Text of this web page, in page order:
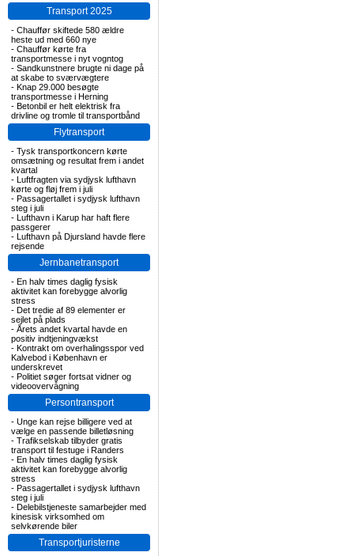
Transport 2025
- Chauffør skiftede 580 ældre
heste ud med 660 nye
- Chauffør kørte fra
transportmesse i nyt vogntog
- Sandkunstnere brugte ni dage på
at skabe to sværvægtere
- Knap 29.000 besøgte
transportmesse i Herning
- Betonbil er helt elektrisk fra
drivline og tromle til transportbånd
Flytransport
- Tysk transportkoncern kørte
omsætning og resultat frem i andet
kvartal
- Luftfragten via sydjysk lufthavn
kørte og fløj frem i juli
- Passagertallet i sydjysk lufthavn
steg i juli
- Lufthavn i Karup har haft flere
passgerer
- Lufthavn på Djursland havde flere
rejsende
Jernbanetransport
- En halv times daglig fysisk
aktivitet kan forebygge alvorlig
stress
- Det tredie af 89 elementer er
sejlet på plads
- Årets andet kvartal havde en
positiv indtjeningvækst
- Kontrakt om overhalingsspor ved
Kalvebod i København er
underskrevet
- Politiet søger fortsat vidner og
videoovervågning
Persontransport
- Unge kan rejse billigere ved at
vælge en passende billetløsning
- Trafikselskab tilbyder gratis
transport til festuge i Randers
- En halv times daglig fysisk
aktivitet kan forebygge alvorlig
stress
- Passagertallet i sydjysk lufthavn
steg i juli
- Delebilstjeneste samarbejder med
kinesisk virksomhed om
selvkørende biler
Transportjuristerne